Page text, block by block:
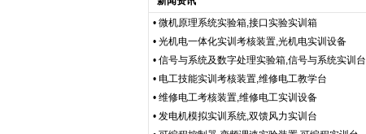
• 微机原理系统实验箱,接口实验实训箱
• 光机电一体化实训考核装置,光机电实训设备
• 信号与系统及数字处理实验箱,信号与系统实训台
• 电工技能实训考核装置,维修电工教学台
• 维修电工考核装置,维修电工实训设备
• 发电机模拟实训系统,双馈风力实训台